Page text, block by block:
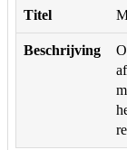
Titel
Beschrijving